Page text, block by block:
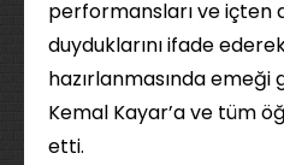
performansları ve içten
duyduklarını ifade
hazırlanmasında
Kemal Kayar’a ve tüm
etti.